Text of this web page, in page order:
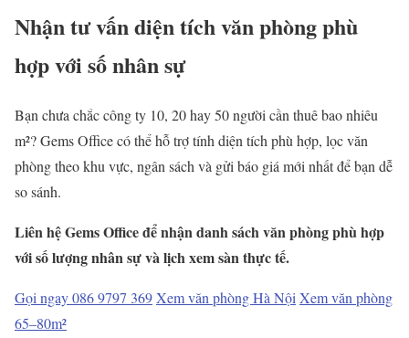
Nhận tư vấn diện tích văn phòng phù
hợp với số nhân sự
Bạn chưa chắc công ty 10, 20 hay 50 người cần thuê bao nhiêu
m²? Gems Office có thể hỗ trợ tính diện tích phù hợp, lọc văn
phòng theo khu vực, ngân sách và gửi báo giá mới nhất để bạn dễ
so sánh.
Liên hệ Gems Office để nhận danh sách văn phòng phù hợp
với số lượng nhân sự và lịch xem sàn thực tế.
Gọi ngay 086 9797 369Xem văn phòng Hà Nội Xem văn phòng
65–80m²